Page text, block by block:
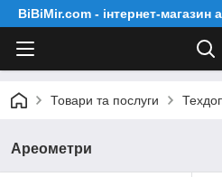
BiBiMir.com - інтернет-магазин
Товари та послуги
Ареометри